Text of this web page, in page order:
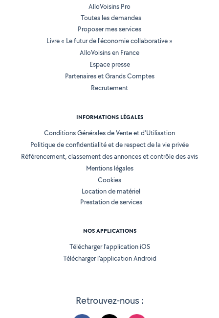
Retrouvez-nous :
AlloVoisins Pro
Toutes les demandes
Proposer mes services
Livre « Le futur de l'économie collaborative »
AlloVoisins en France
Espace presse
Partenaires et Grands Comptes
Recrutement
INFORMATIONS LÉGALES
Conditions Générales de Vente et d'Utilisation
Politique de confidentialité et de respect de la vie privée
Référencement, classement des annonces et contrôle des avis
Mentions légales
Cookies
Location de matériel
Prestation de services
NOS APPLICATIONS
Télécharger l’application iOS
Télécharger l’application Android